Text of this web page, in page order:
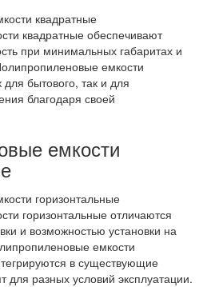
квадратные обеспечивают
при минимальных габаритах и
емкости
бытового, так и для
благодаря своей
емкости
горизонтальные отличаются
и возможностью установки на
емкости
в существующие
для разных условий эксплуатации.